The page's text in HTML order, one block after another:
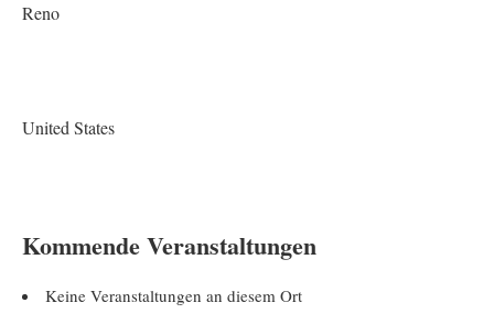
Reno
United States
Kommende Veranstaltungen
Keine Veranstaltungen an diesem Ort